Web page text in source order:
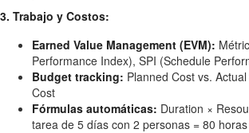
3. Trabajo y Costos:
Earned Value Management (EVM):
Performance Index), SPI (Schedule
Budget tracking: Planned Cost vs.
Cost
Fórmulas automáticas: Duration ×
tarea de 5 días con 2 personas = 80